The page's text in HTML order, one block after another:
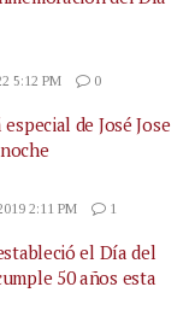
5:12 PM
0
de José Jose
2:11 PM
1
el Día del
50 años esta